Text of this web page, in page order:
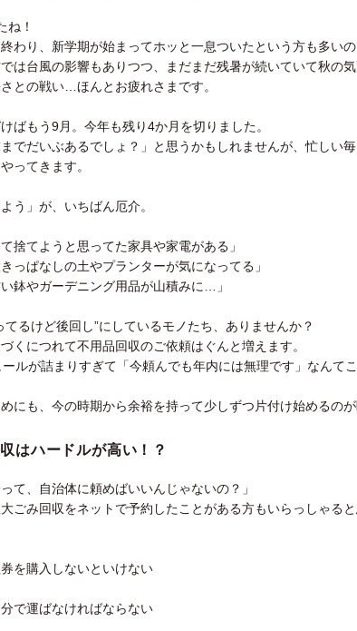
ね！
わり、新学期が始まってホッと一息ついたという方も多いの
は台風の影響もありつつ、まだまだ残暑が続いていて秋の
との戦い…ほんとお疲れさまです。
ばもう9月。今年も残り4か月を切りました。
までだいぶあるでしょ？」と思うかもしれませんが、忙しい
ってきます。
う」が、いちばん厄介。
て捨てようと思ってた家具や家電がある」
きっぱなしの土やプランターが気になってる」
い鉢やガーデニング用品が山積みに…」
てるけど後回し”にしているモノたち、ありませんか？
くにつれて不用品回収のご依頼はぐんと増えます。
ルが詰まりすぎて「今頼んでも年内には無理です」なんてこ
にも、今の時期から余裕を持って少しずつ片付け始めるの
はハードルが高い！？
って、自治体に頼めばいいんじゃないの？」
ごみ回収をネットで予約したことがある方もいらっしゃると
を購入しないといけない
で運ばなければならない